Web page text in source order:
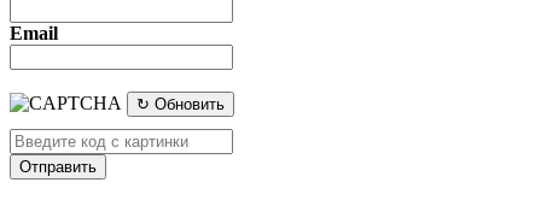
Email
↻ Обновить